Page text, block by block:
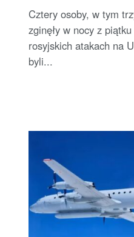
Zełenski zabrał głos
Cztery osoby, w tym
zginęły w nocy z
rosyjskich atakach na
byli...